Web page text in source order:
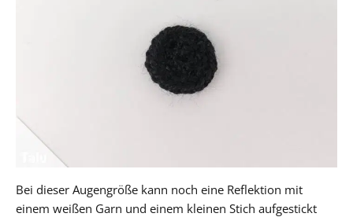
Bei dieser Augengröße kann noch eine Reflektion mit
einem weißen Garn und einem kleinen Stich aufgestickt